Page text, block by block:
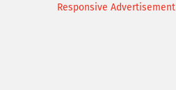
Responsive Advertisement